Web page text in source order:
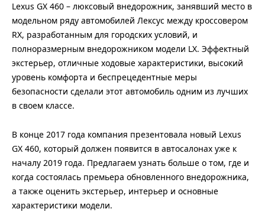
Lexus GX 460 – люксовый внедорожник, занявший место в
модельном ряду автомобилей Лексус между кроссовером
RX, разработанным для городских условий, и
полноразмерным внедорожником модели LX. Эффектный
экстерьер, отличные ходовые характеристики, высокий
уровень комфорта и беспрецедентные меры
безопасности сделали этот автомобиль одним из лучших
в своем классе.
В конце 2017 года компания презентовала новый Lexus
GX 460, который должен появится в автосалонах уже к
началу 2019 года. Предлагаем узнать больше о том, где и
когда состоялась премьера обновленного внедорожника,
а также оценить экстерьер, интерьер и основные
характеристики модели.